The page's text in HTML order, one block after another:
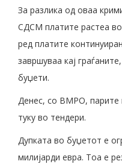
За разлика од оваа
СДСМ платите растеа
ред платите
завршуваа кај
буџети.
Денес, со ВМРО, парите
туку во тендери.
Дупката во буџетот е
милијарди евра. Тоа е